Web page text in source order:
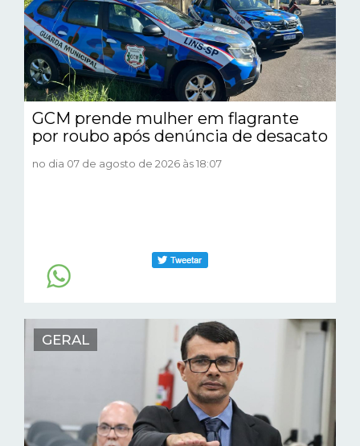
GCM prende mulher em flagrante
por roubo após denúncia de desacato
no dia 07 de agosto de 2026 às 18:07
GERAL